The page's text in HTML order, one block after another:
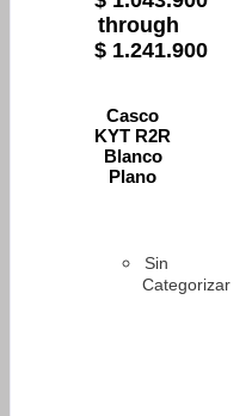
through
$ 1.241.900
Casco
KYT R2R
Blanco
Plano
Sin
Categorizar